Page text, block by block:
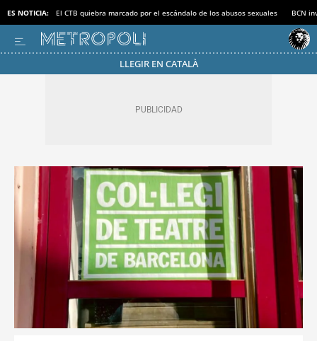
ES NOTICIA: El CTB quiebra marcado por el escándalo de los abusos sexuales BCN
LLEGIR EN CATALÀ